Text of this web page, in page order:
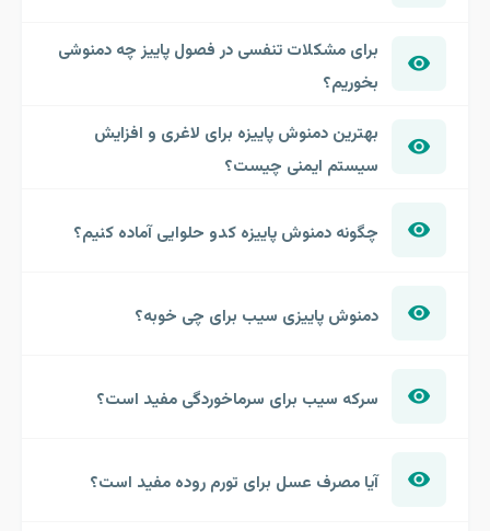
برای مشکلات تنفسی در فصول پاییز چه دمنوشی
بخوریم؟
بهترین دمنوش پاییزه برای لاغری و افزایش
سیستم ایمنی چیست؟
چگونه دمنوش پاییزه کدو حلوایی آماده کنیم؟
دمنوش پاییزی سیب برای چی خوبه؟
سرکه سیب برای سرماخوردگی مفید است؟
آیا مصرف عسل برای تورم روده مفید است؟